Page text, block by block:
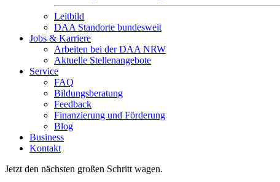
Leitbild
DAA Standorte bundesweit
Jobs & Karriere
Arbeiten bei der DAA NRW
Aktuelle Stellenangebote
Service
FAQ
Bildungsberatung
Feedback
Finanzierung und Förderung
Blog
Business
Kontakt
Jetzt den nächsten großen Schritt wagen.